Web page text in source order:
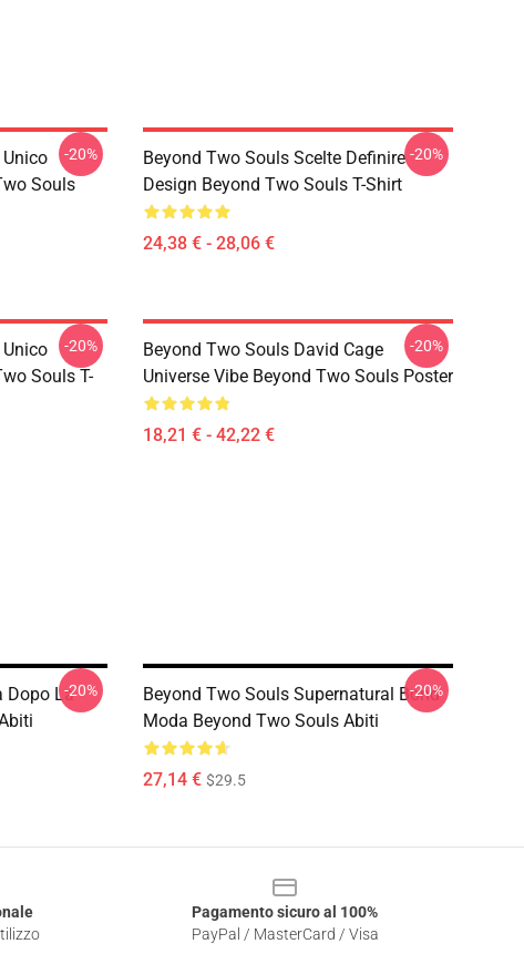
Souls
-20%
Beyond Two Souls Scelte Definire
Design Beyond Two Souls T-Shirt
24,38 € - 28,06 €
-20%
Souls T-
-20%
Beyond Two Souls David Cage
Universe Vibe Beyond Two Souls Poster
18,21 € - 42,22 €
-20%
Dopo La-20%
Beyond Two Souls Supernatural Bond
Moda Beyond Two Souls Abiti
27,14 € $29.5
-20%
Pagamento sicuro al 100%
PayPal / MasterCard / Visa